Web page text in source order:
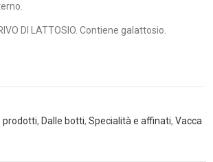
DI LATTOSIO. Contiene galattosio.
prodotti,Dalle botti,Specialità e affinati,Vacca